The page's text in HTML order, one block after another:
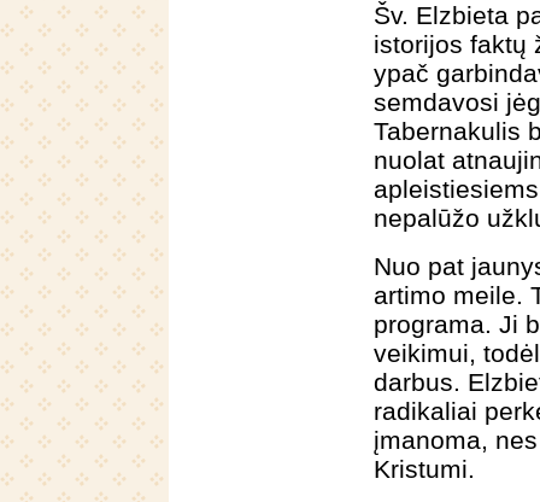
Šv. Elzbieta
istorijos faktų
ypač
semdavosi
Tabernakulis
nuolat
nepalūžo
Nuo pat
artimo meile.
programa. Ji
veikimui,
darbus.
radikaliai
įmanoma,
Kristumi.